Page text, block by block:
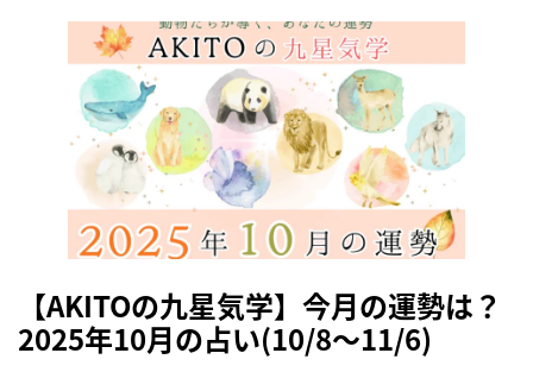
【AKITOの九星気学】今月の運勢は？
2025年10月の占い(10/8～11/6)